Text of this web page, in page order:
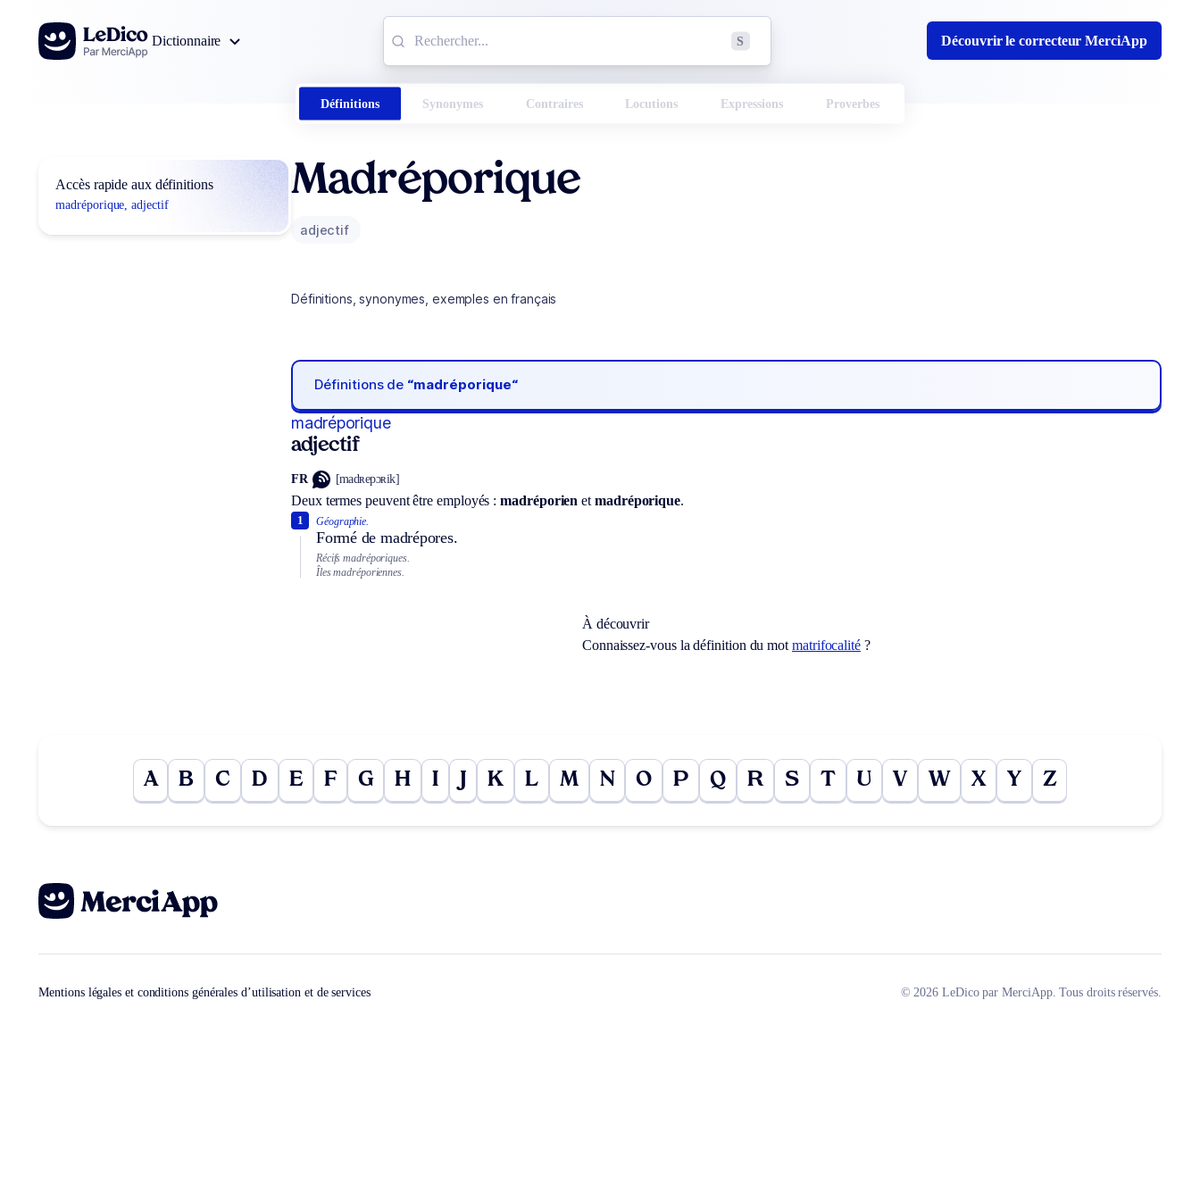
Aller au contenu
Dictionnaire
S Découvrir le correcteur MerciApp
Définitions Synonymes Contraires Locutions Expressions Proverbes
Accès rapide aux définitions
madréporique, adjectif
Madréporique
adjectif
Définitions, synonymes, exemples en français
Définitions de “madréporique“
madréporique
adjectif
FR [madʀepɔʀik]
Deux termes peuvent être employés :madréporien et madréporique.
Géographie.
Formé de madrépores.
1
Récifs madréporiques.
Îles madréporiennes.
À découvrir
Connaissez-vous la définition du mot matrifocalité?
A B C D E F G H I K L M N O P Q R S T U V W X Y Z
Mentions légales et conditions générales d’utilisation et de services © 2026 LeDico par MerciApp. Tous droits réservés.